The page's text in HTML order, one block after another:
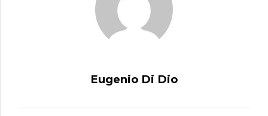
Eugenio Di Dio